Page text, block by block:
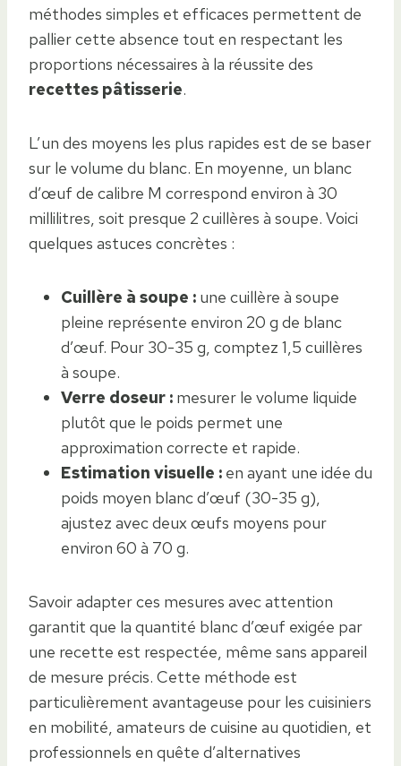
méthodes simples et efficaces permettent de
pallier cette absence tout en respectant les
proportions nécessaires à la réussite des
recettes pâtisserie.
L’un des moyens les plus rapides est de se baser
sur le volume du blanc. En moyenne, un blanc
d’œuf de calibre M correspond environ à 30
millilitres, soit presque 2 cuillères à soupe. Voici
quelques astuces concrètes :
Cuillère à soupe : une cuillère à soupe
pleine représente environ 20 g de blanc
d’œuf. Pour 30-35 g, comptez 1,5 cuillères
à soupe.
Verre doseur : mesurer le volume liquide
plutôt que le poids permet une
approximation correcte et rapide.
Estimation visuelle : en ayant une idée du
poids moyen blanc d’œuf (30-35 g),
ajustez avec deux œufs moyens pour
environ 60 à 70 g.
Savoir adapter ces mesures avec attention
garantit que la quantité blanc d’œuf exigée par
une recette est respectée, même sans appareil
de mesure précis. Cette méthode est
particulièrement avantageuse pour les cuisiniers
en mobilité, amateurs de cuisine au quotidien, et
professionnels en quête d’alternatives